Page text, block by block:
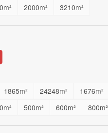
2000m²
3210m²
...
1865m² 24248m²
1676m²
500m² 600m²
800m²
...